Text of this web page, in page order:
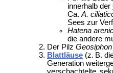
innerhalb der
Ca. A.
Sees zur
Hatena
die andere
Der Pilz
Blattläuse(z. B.
Generation
verschachtelte